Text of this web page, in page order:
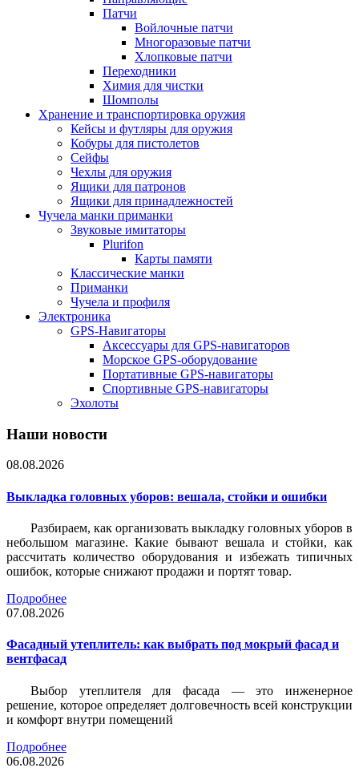
Патчи
Войлочные патчи
Многоразовые патчи
Хлопковые патчи
Переходники
Химия для чистки
Шомполы
Хранение и транспортировка оружия
Кейсы и футляры для оружия
Кобуры для пистолетов
Сейфы
Чехлы для оружия
Ящики для патронов
Ящики для принадлежностей
Чучела манки приманки
Звуковые имитаторы
Plurifon
Карты памяти
Классические манки
Приманки
Чучела и профиля
Электроника
GPS-Навигаторы
Аксессуары для GPS-навигаторов
Морское GPS-оборудование
Портативные GPS-навигаторы
Спортивные GPS-навигаторы
Эхолоты
Наши новости
08.08.2026
Выкладка головных уборов: вешала, стойки и ошибки
Разбираем, как организовать выкладку головных уборов в
небольшом магазине. Какие бывают вешала и стойки, как
рассчитать количество оборудования и избежать типичных
ошибок, которые снижают продажи и портят товар.
Подробнее
07.08.2026
Фасадный утеплитель: как выбрать под мокрый фасад и
вентфасад
Выбор утеплителя для фасада — это инженерное
решение, которое определяет долговечность всей конструкции
и комфорт внутри помещений
Подробнее
06.08.2026